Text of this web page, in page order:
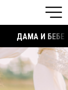
ДАМА И БЕБЕ